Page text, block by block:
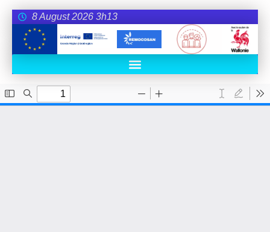
8 August 2026 3h13